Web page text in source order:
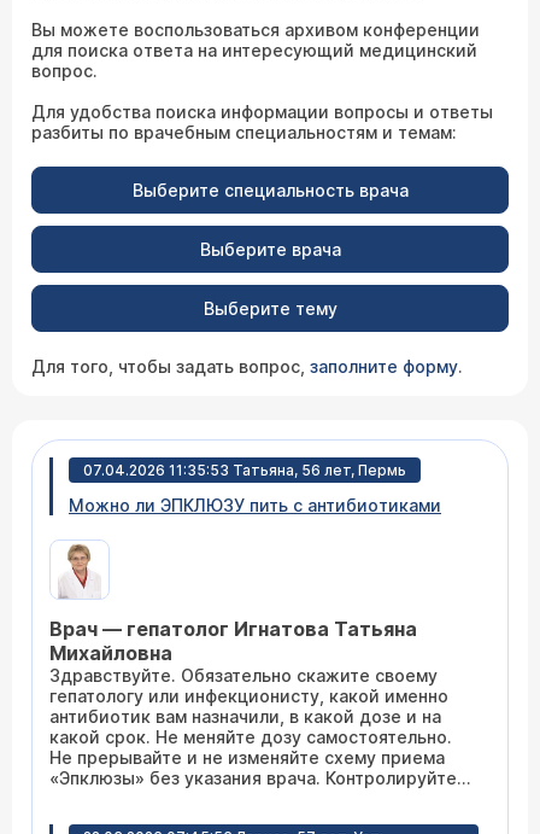
Вы можете воспользоваться архивом конференции
для поиска ответа на интересующий медицинский
вопрос.
Для удобства поиска информации вопросы и ответы
разбиты по врачебным специальностям и темам:
Выберите специальность врача
Выберите врача
Выберите тему
Для того, чтобы задать вопрос, заполните форму.
07.04.2026 11:35:53 Татьяна, 56 лет, Пермь
Можно ли ЭПКЛЮЗУ пить с антибиотиками
Врач — гепатолог Игнатова Татьяна
Михайловна
Здравствуйте. Обязательно скажите своему
гепатологу или инфекционисту, какой именно
антибиотик вам назначили, в какой дозе и на
какой срок. Не меняйте дозу самостоятельно.
Не прерывайте и не изменяйте схему приема
«Эпклюзы» без указания врача. Контролируйте